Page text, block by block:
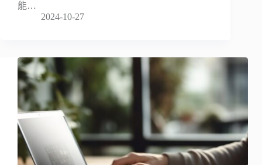
能…
2024-10-27